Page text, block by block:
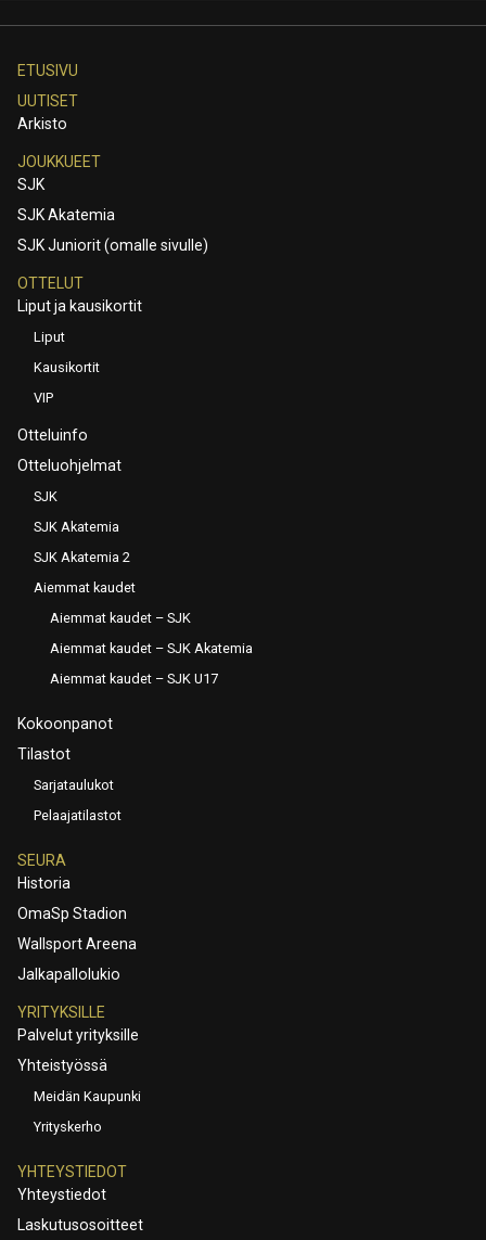
ETUSIVU
UUTISET
Arkisto
JOUKKUEET
SJK
SJK Akatemia
SJK Juniorit (omalle sivulle)
OTTELUT
Liput ja kausikortit
Liput
Kausikortit
VIP
Otteluinfo
Otteluohjelmat
SJK
SJK Akatemia
SJK Akatemia 2
Aiemmat kaudet
Aiemmat kaudet – SJK
Aiemmat kaudet – SJK Akatemia
Aiemmat kaudet – SJK U17
Kokoonpanot
Tilastot
Sarjataulukot
Pelaajatilastot
SEURA
Historia
OmaSp Stadion
Wallsport Areena
Jalkapallolukio
YRITYKSILLE
Palvelut yrityksille
Yhteistyössä
Meidän Kaupunki
Yrityskerho
YHTEYSTIEDOT
Yhteystiedot
Laskutusosoitteet